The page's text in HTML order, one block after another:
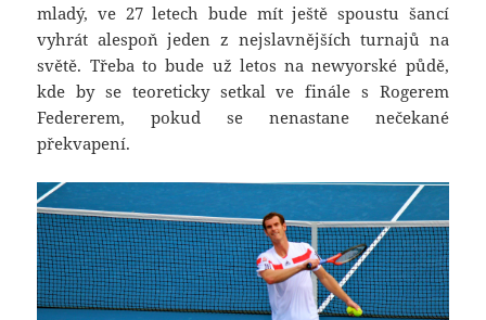
mladý, ve 27 letech bude mít ještě spoustu šancí
vyhrát alespoň jeden z nejslavnějších turnajů na
světě. Třeba to bude už letos na newyorské půdě,
kde by se teoreticky setkal ve finále s Rogerem
Federerem, pokud se nenastane nečekané
překvapení.